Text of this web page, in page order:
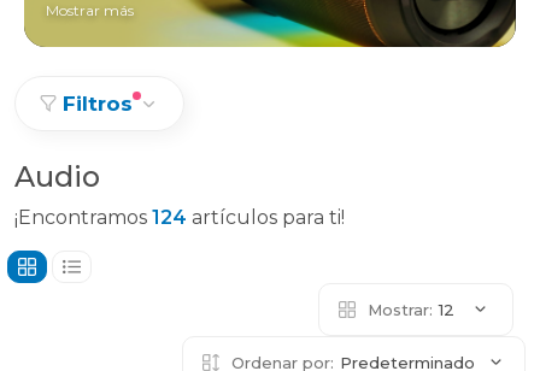
Mostrar más
Filtros
Audio
¡Encontramos 124 artículos para ti!
Mostrar: 12
Ordenar por: Predeterminado